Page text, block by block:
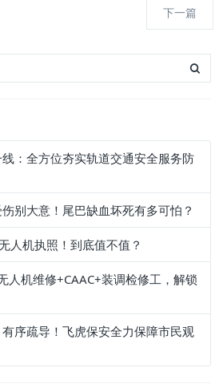
下一篇
：全方位夯实轨道交通安全服务防
别大意！尾巴缺血坏死有多可怕？
人机执照！到底值不值？
人机维修+CAAC+装调检修工，解锁
序疏导！飞虎保安全力保障市民观